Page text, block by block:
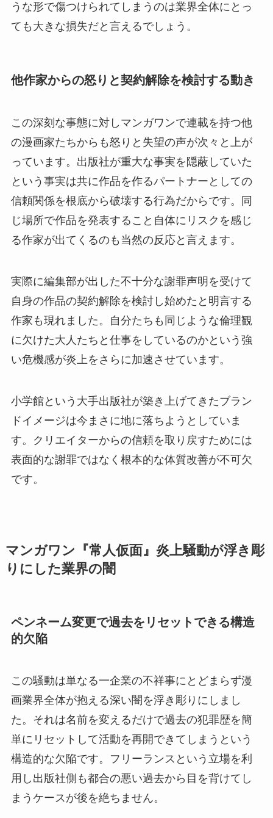
うな形で傷つけられてしまうのは業界全体にとっ
ても大きな損失だと言えるでしょう。
他作家からの怒りと契約解除を検討する動き
この深刻な事態に対しマンガワンで連載を持つ他
の漫画家たちからも怒りと失望の声が次々と上が
っています。出版社が重大な事実を隠蔽していた
という事実は共に作品を作るパートナーとしての
信頼関係を根底から破壊する行為だからです。同
じ場所で作品を発表すること自体にリスクを感じ
る作家が出てくるのも当然の反応と言えます。
実際に編集部が出した不十分な謝罪声明を受けて
自身の作品の契約解除を検討し始めたと明言する
作家も現れました。自分たちも同じような倫理観
に欠けた大人たちと仕事をしているのかという強
い危機感が炎上をさらに加速させています。
小学館という大手出版社が築き上げてきたブラン
ドイメージは今まさに地に落ちようとしていま
す。クリエイターからの信頼を取り戻すためには
表面的な謝罪ではなく根本的な体質改善が不可欠
です。
マンガワン『常人仮面』炎上騒動が浮き彫
りにした業界の闇
ペンネーム変更で過去をリセットできる構造
的欠陥
この騒動は単なる一企業の不祥事にとどまらず漫
画業界全体が抱える深い闇を浮き彫りにしまし
た。それは名前を変えるだけで過去の犯罪歴を簡
単にリセットして活動を再開できてしまうという
構造的な欠陥です。フリーランスという立場を利
用し出版社側も都合の悪い過去から目を背けてし
まうケースが後を絶ちません。